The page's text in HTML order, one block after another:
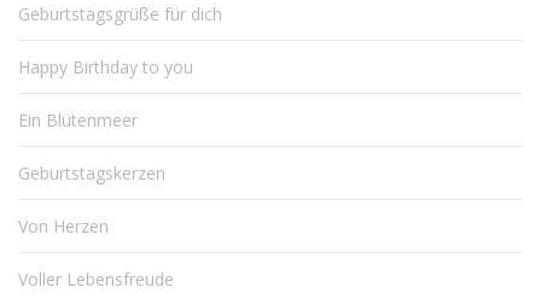
Geburtstagsgrüße für dich
Happy Birthday to you
Ein Blütenmeer
Geburtstagskerzen
Von Herzen
Voller Lebensfreude